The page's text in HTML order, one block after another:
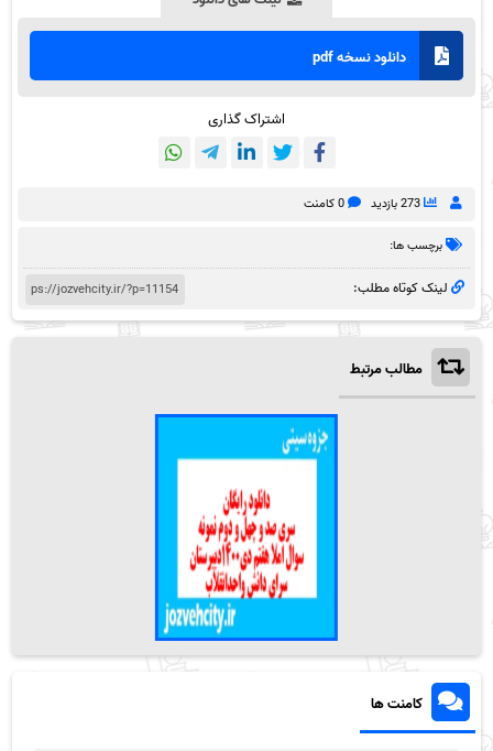
دانلود نسخه pdf
اشتراک گذاری
273 بازدید 0 کامنت
برچسب ها:
لینک کوتاه مطلب:
مطالب مرتبط
کامنت ها